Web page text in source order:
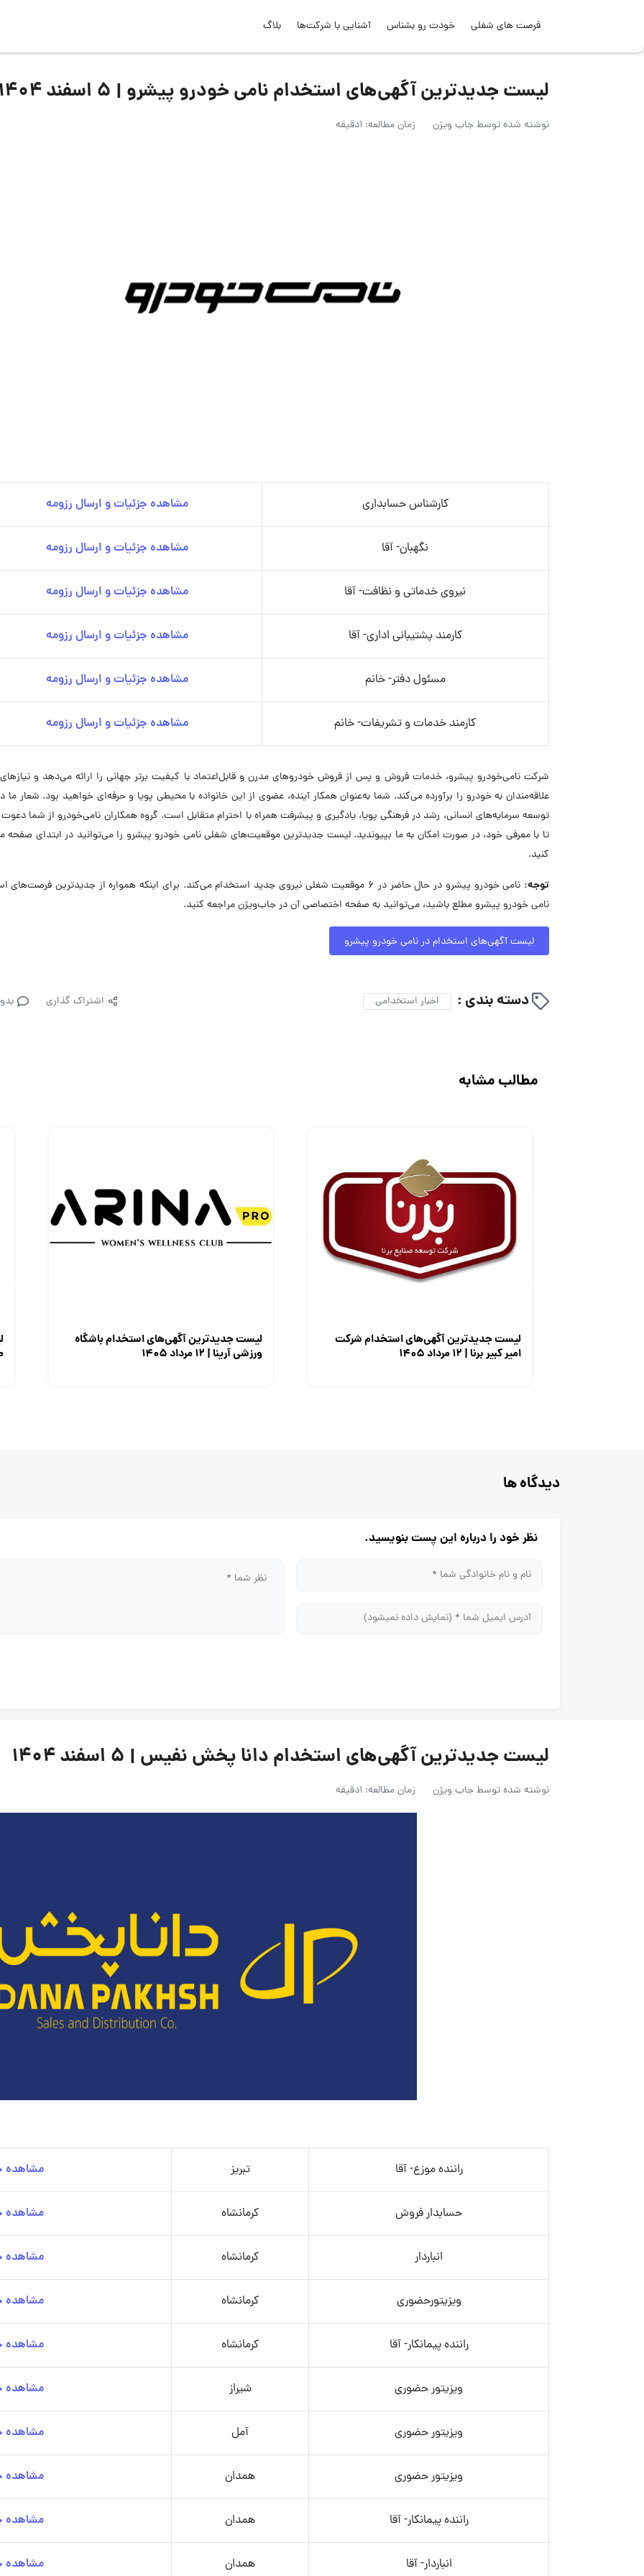
فرصت های شغلی خودت رو بشناس آشنایی با شرکت‌ها بلاگ
لیست جدیدترین آگهی‌های استخدام نامی خودرو پیشرو | ۵ اسفند ۱۴۰۴
نوشته شده توسطجاب ویژن زمان مطالعه: 1دقیقه
کارشناس حسابداری مشاهده جزئیات و ارسال رزومه
نگهبان- آقا مشاهده جزئیات و ارسال رزومه
نیروی خدماتی و نظافت- آقا مشاهده جزئیات و ارسال رزومه
کارمند پشتیبانی اداری- آقا مشاهده جزئیات و ارسال رزومه
مسئول دفتر- خانم مشاهده جزئیات و ارسال رزومه
کارمند خدمات و تشریفات- خانم مشاهده جزئیات و ارسال رزومه
شرکت نامی‌خودرو پیشرو، خدمات فروش و پس از فروش خودروهای مدرن و قابل‌اعتماد با کیفیت برتر جهانی را ارائه می‌دهد و
علاقه‌مندان به خودرو را برآورده می‌کند. شما به‌عنوان همکار آینده، عضوی از این خانواده با محیطی پویا و حرفه‌ای خواهید بود. شعار ما
توسعه سرمایه‌های انسانی، رشد در فرهنگی پویا، یادگیری و پیشرفت همراه با احترام متقابل است. گروه همکاران نامی‌خودرو از شما
تا با معرفی خود، در صورت امکان به ما بپیوندید. لیست جدیدترین موقعیت‌های شغلی نامی خودرو پیشرو را می‌توانید در ابتدای صفحه
کنید.
توجه:
نامی خودرو پیشرو در حال حاضر در ۶ موقعیت شغلی نیروی جدید استخدام می‌کند. برای اینکه همواره از جدیدترین
نامی خودرو پیشرو مطلع باشید، می‌توانید به صفحه اختصاصی آن در جاب‌ویژن مراجعه کنید.
لیست آگهی‌های استخدام در نامی خودرو پیشرو
دسته بندی : اخبار استخدامی اشتراک گذاری
مطالب مشابه
لیست جدیدترین آگهی‌های استخدام شرکت
امیر کبیر برنا | ۱۲ مرداد ۱۴۰۵
لیست جدیدترین آگهی‌های استخدام باشگاه
ورزشی آرینا | ۱۲ مرداد ۱۴۰۵
دیدگاه ها
نظر خود را درباره این پست بنویسید.
لیست جدیدترین آگهی‌های استخدام دانا پخش نفیس | ۵ اسفند ۱۴۰۴
نوشته شده توسطجاب ویژن زمان مطالعه: 1دقیقه
راننده موزع- آقا تبریز مشاهده
حسابدار فروش کرمانشاه مشاهده
انباردار کرمانشاه مشاهده
ویزیتورحضوری کرمانشاه مشاهده
راننده پیمانکار- آقا کرمانشاه مشاهده
ویزیتور حضوری شیراز مشاهده
ویزیتور حضوری آمل مشاهده
ویزیتور حضوری همدان مشاهده
راننده پیمانکار- آقا همدان مشاهده
انباردار- آقا همدان مشاهده